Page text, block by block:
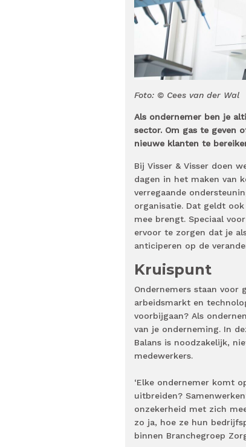
Foto: © Cees van der Wal
Als ondernemer ben je
sector. Om gas te geven
nieuwe klanten te
Bij Visser & Visser doen
dagen in het maken van
verregaande
organisatie. Dat geldt
mee brengt. Speciaal
ervoor te zorgen dat je
anticiperen op de
Kruispunt
Ondernemers staan voor
arbeidsmarkt en
voorbijgaan? Als
van je onderneming. In
Balans is noodzakelijk,
medewerkers.
‘Elke ondernemer komt
uitbreiden?
onzekerheid met zich
zo ja, hoe ze hun
binnen Branchegroep